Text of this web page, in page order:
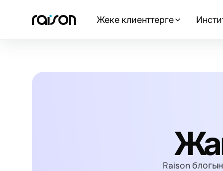
Жеке клиенттерге
Raison